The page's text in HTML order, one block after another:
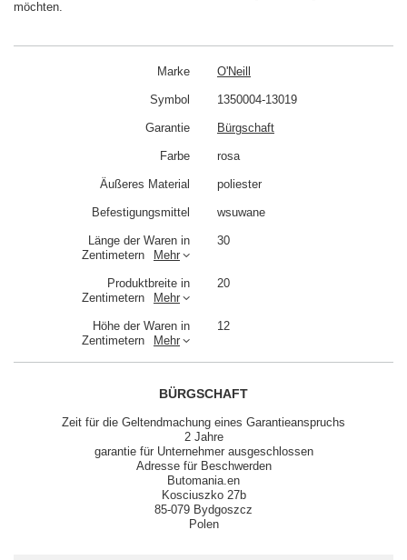
möchten.
Marke O'Neill
Symbol 1350004-13019
Garantie Bürgschaft
Farbe rosa
Äußeres Material poliester
Befestigungsmittel wsuwane
Länge der Waren in
Zentimetern
Mehr
30
Produktbreite in
Zentimetern
Mehr
20
Höhe der Waren in
Zentimetern
Mehr
12
BÜRGSCHAFT
Zeit für die Geltendmachung eines Garantieanspruchs
2 Jahre
garantie für Unternehmer ausgeschlossen
Adresse für Beschwerden
Butomania.en
Kosciuszko 27b
85-079 Bydgoszcz
Polen